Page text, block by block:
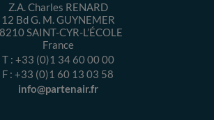
Z.A. Charles RENARD
12 Bd G. M. GUYNEMER
SAINT-CYR-L’ÉCOLE
France
T : +33 (0)1 34 60 00 00
F : +33 (0)1 60 13 03 58
info@partenair.fr